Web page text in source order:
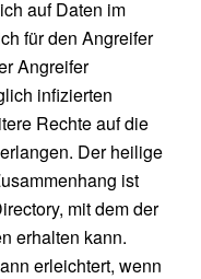
auf Daten im
für den Angreifer
Angreifer
infizierten
Rechte auf die
Der heilige
ist
mit dem der
erhalten kann.
erleichtert, wenn